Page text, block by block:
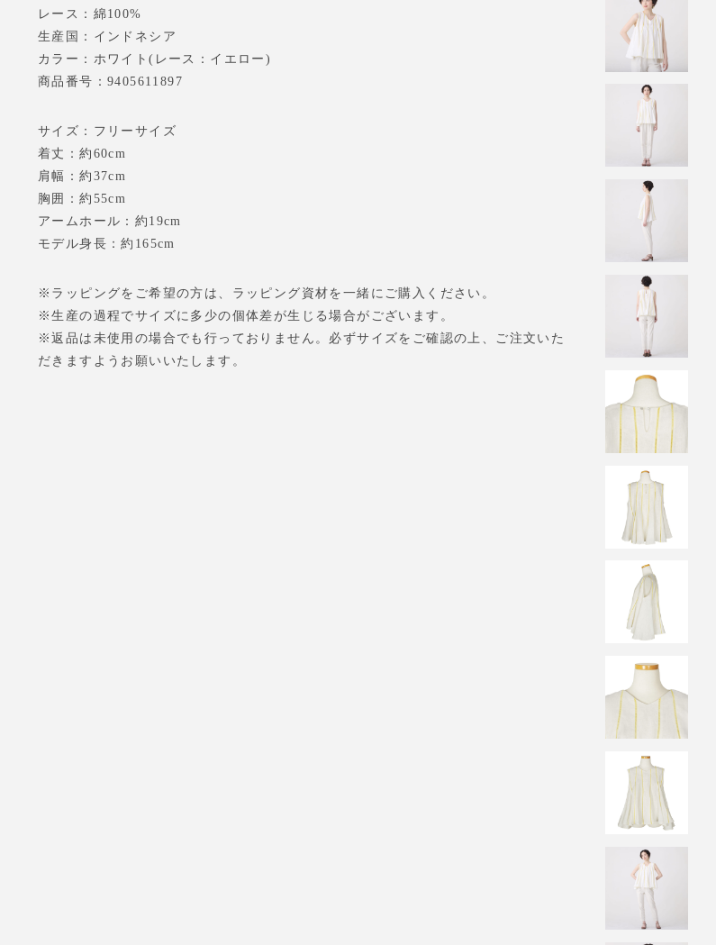
レース：綿100%
生産国：インドネシア
カラー：ホワイト(レース：イエロー)
商品番号：9405611897
サイズ：フリーサイズ
着丈：約60cm
肩幅：約37cm
胸囲：約55cm
アームホール：約19cm
モデル身長：約165cm
※ラッピングをご希望の方は、ラッピング資材を一緒にご購入ください。
※生産の過程でサイズに多少の個体差が生じる場合がございます。
※返品は未使用の場合でも行っておりません。必ずサイズをご確認の上、ご注文いた
だきますようお願いいたします。